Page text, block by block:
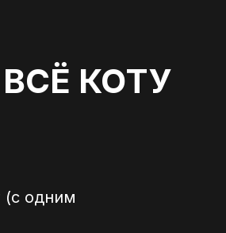
КОТУ
(с одним